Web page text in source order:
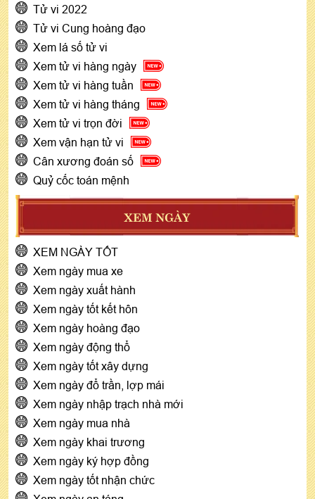
Tử vi 2022
Tử vi Cung hoàng đạo
Xem lá số tử vi
Xem tử vi hàng ngày
Xem tử vi hàng tuần
Xem tử vi hàng tháng
Xem tử vi trọn đời
Xem vận hạn tử vi
Cân xương đoán số
Quỷ cốc toán mệnh
XEM NGÀY
XEM NGÀY TỐT
Xem ngày mua xe
Xem ngày xuất hành
Xem ngày tốt kết hôn
Xem ngày hoàng đạo
Xem ngày động thổ
Xem ngày tốt xây dựng
Xem ngày đổ trần, lợp mái
Xem ngày nhập trạch nhà mới
Xem ngày mua nhà
Xem ngày khai trương
Xem ngày ký hợp đồng
Xem ngày tốt nhận chức